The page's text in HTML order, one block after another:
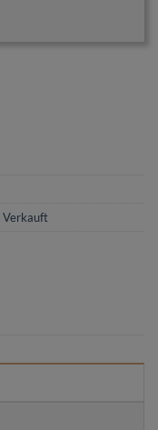
Verkauft